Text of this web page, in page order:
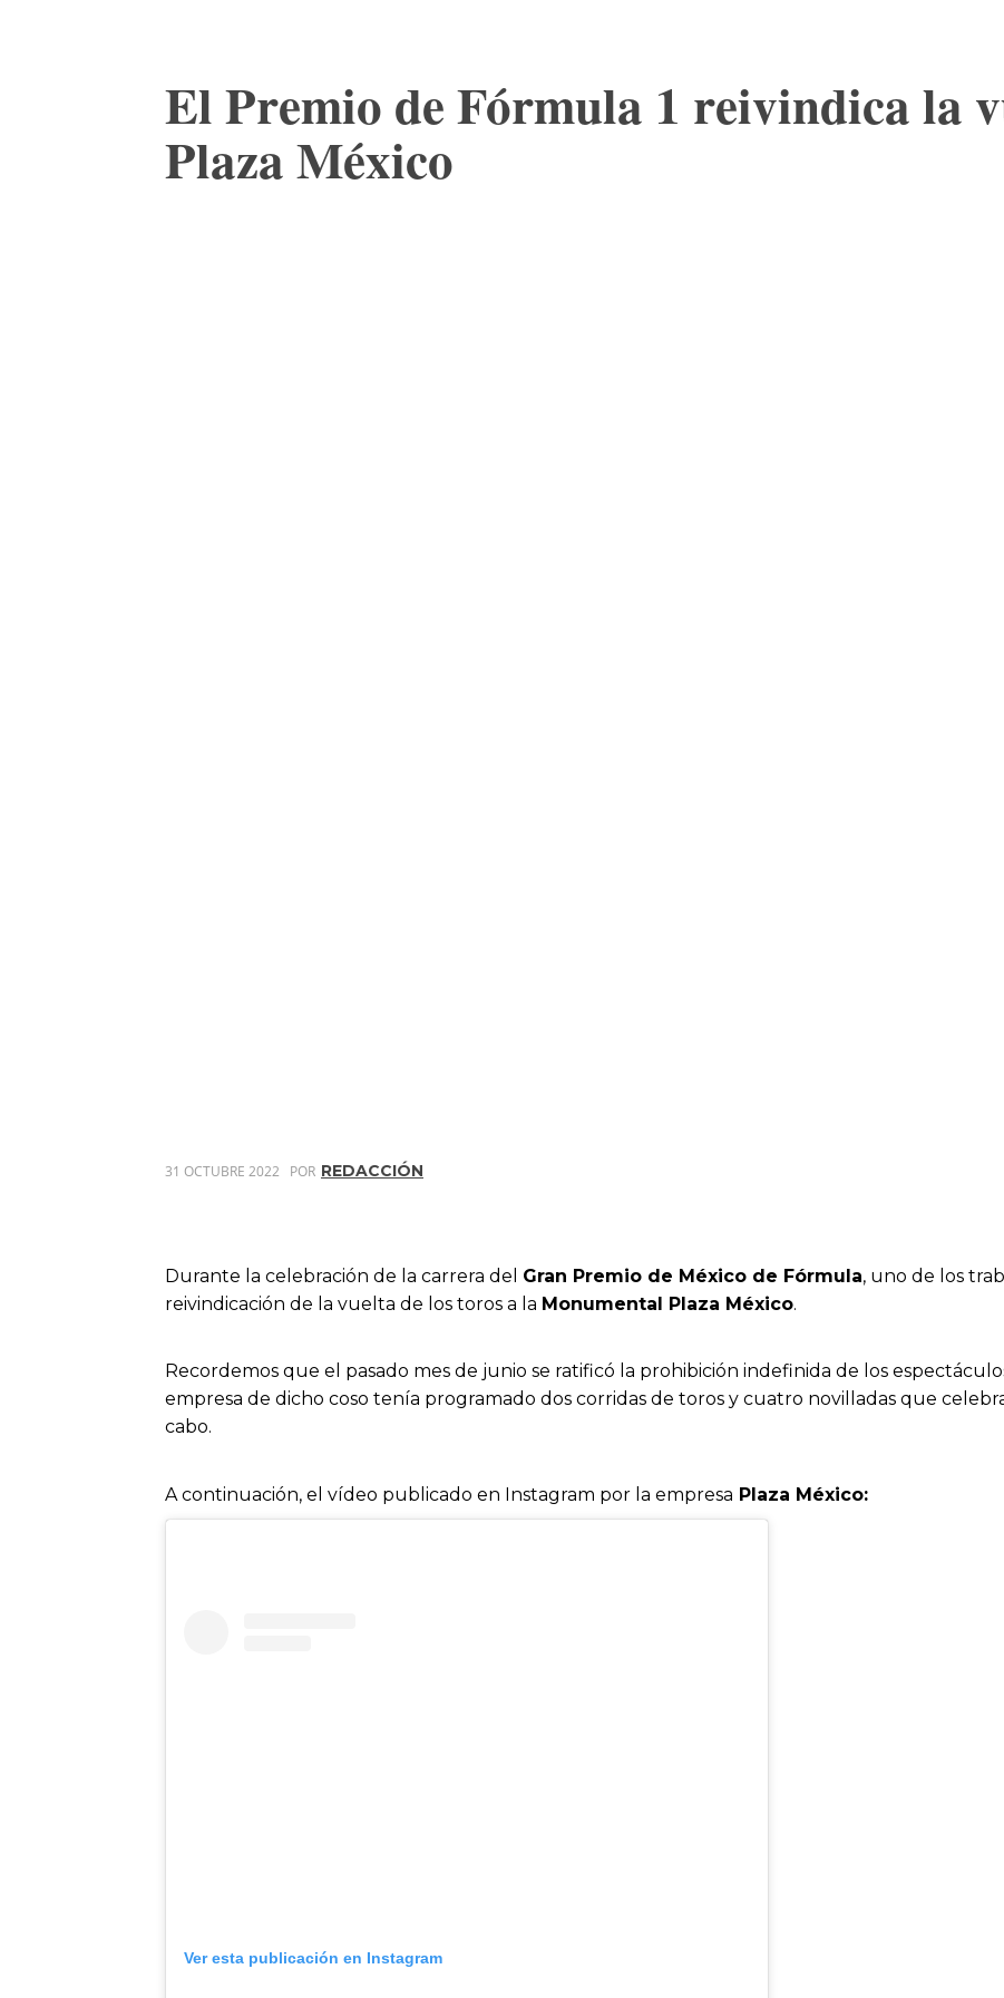
El Premio de Fórmula 1 reivindica la
Plaza México
31 OCTUBRE 2022 POR REDACCIÓN
Durante la celebración de la carrera del Gran Premio de México de Fórmula, uno de los
reivindicación de la vuelta de los toros a la Monumental Plaza México.
Recordemos que el pasado mes de junio se ratificó la prohibición indefinida de los
empresa de dicho coso tenía programado dos corridas de toros y cuatro novilladas que
cabo.
A continuación, el vídeo publicado en Instagram por la empresa Plaza México:
Ver esta publicación en Instagram